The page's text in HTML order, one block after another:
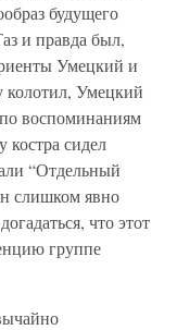
будущего
и правда был,
Умецкий и
колотил, Умецкий
по воспоминаниям
сидел
“Отдельный
слишком явно
что этот
группе